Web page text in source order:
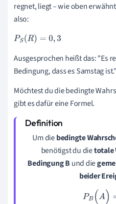
regnet, liegt – wie oben
also:
PS(R)=0 ,3
Ausgesprochen heißt das: "Es
Bedingung, dass es Samstag ist."
Möchtest du die bedingte
gibt es dafür eine Formel.
Um diebedingte
benötigst du dietotale
Bedingung B und die
beider
PB(A )=P( A